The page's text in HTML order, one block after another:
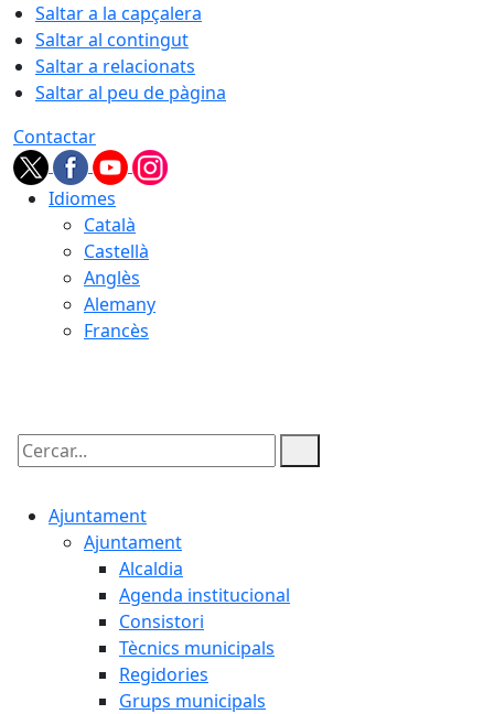
Saltar a la capçalera
Saltar al contingut
Saltar a relacionats
Saltar al peu de pàgina
Contactar
Idiomes
Català
Castellà
Anglès
Alemany
Francès
Cercar:
Ajuntament
Ajuntament
Alcaldia
Agenda institucional
Consistori
Tècnics municipals
Regidories
Grups municipals